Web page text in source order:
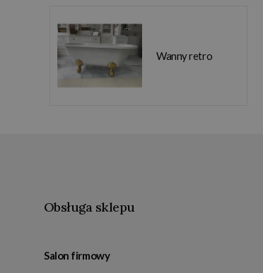
Wanny retro
Obsługa sklepu
Salon firmowy